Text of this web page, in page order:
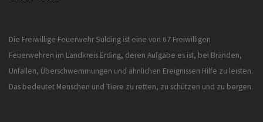
Die Freiwillige Feuerwehr Sulding ist eine von 67 Freiwilligen
Feuerwehren im Landkreis Erding, deren Aufgabe es ist, bei Bränden,
Unfällen, Überschwemmungen und ähnlichen Ereignissen Hilfe zu leisten.
Das bedeutet Menschen und Tiere zu retten, zu schützen und zu bergen.